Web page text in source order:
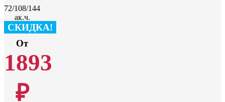
72/108/144
ак.ч.
СКИДКА!
От
1893
₽